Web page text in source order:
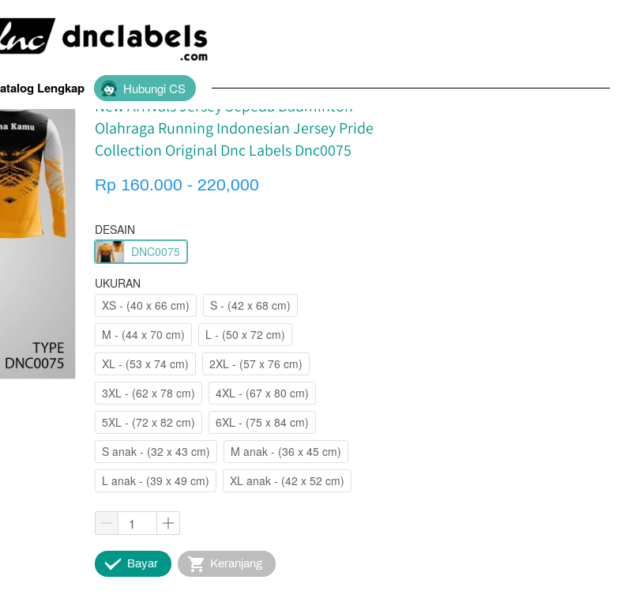
Lengkap ` Hubungi CS
New Arrivals Jersey Sepeda Badminton
Olahraga Running Indonesian Jersey Pride
Collection Original Dnc Labels Dnc0075
Rp 160.000 - 220,000
DESAIN
DNC0075
UKURAN
XS - (40 x 66 cm)
S - (42 x 68 cm)
M - (44 x 70 cm)
L - (50 x 72 cm)
XL - (53 x 74 cm)
2XL - (57 x 76 cm)
3XL - (62 x 78 cm)
4XL - (67 x 80 cm)
5XL - (72 x 82 cm)
6XL - (75 x 84 cm)
S anak - (32 x 43 cm)
M anak - (36 x 45 cm)
L anak - (39 x 49 cm)
XL anak - (42 x 52 cm)
` Bayar ` Keranjang